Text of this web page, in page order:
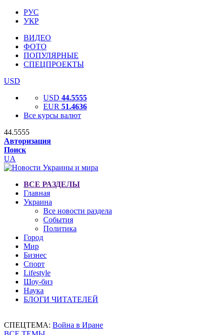
РУС
УКР
ВИДЕО
ФОТО
ПОПУЛЯРНЫЕ
СПЕЦПРОЕКТЫ
USD
USD 44.5555
EUR 51.4636
Все курсы валют
44.5555
Авторизация
Поиск
UA
ВСЕ РАЗДЕЛЫ
Главная
Украина
Все новости раздела
События
Политика
Город
Мир
Бизнес
Спорт
Lifestyle
Шоу-биз
Наука
БЛОГИ ЧИТАТЕЛЕЙ
СПЕЦТЕМА: Война в Иране